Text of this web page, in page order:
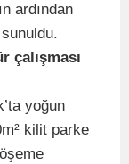
ardından
sunuldu.
çalışması
yoğun
kilit parke